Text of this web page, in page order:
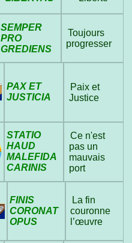
SEMPER
PRO
GREDIENS
Toujours
progresser
PAX ET
JUSTICIA
Paix et
Justice
STATIO
HAUD
MALEFIDA
CARINIS
Ce n'est
pas un
mauvais
port
FINIS
CORONAT
OPUS
La fin
couronne
l’œuvre